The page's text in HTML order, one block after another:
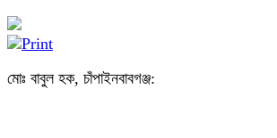
মোঃ বাবুল হক, চাঁপাইনবাবগঞ্জ: